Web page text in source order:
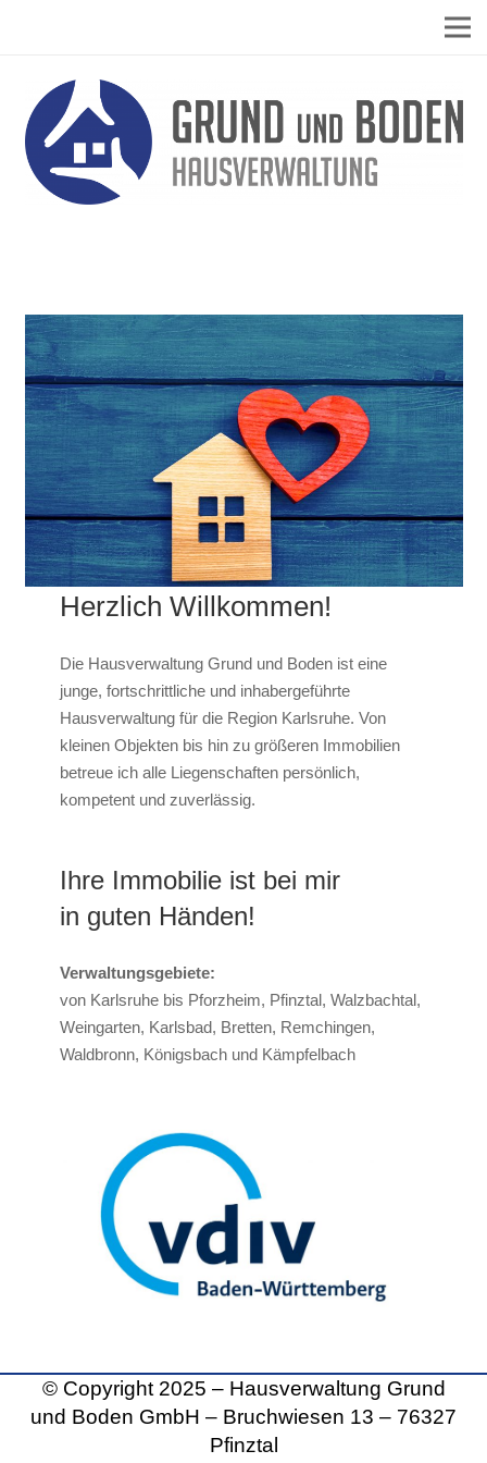
Herzlich Willkommen!
Die Hausverwaltung Grund und Boden ist eine
junge, fortschrittliche und inhabergeführte
Hausverwaltung für die Region Karlsruhe. Von
kleinen Objekten bis hin zu größeren Immobilien
betreue ich alle Liegenschaften persönlich,
kompetent und zuverlässig.
Ihre Immobilie ist bei mir
in guten Händen!
Verwaltungsgebiete:
von Karlsruhe bis Pforzheim, Pfinztal, Walzbachtal,
Weingarten, Karlsbad, Bretten, Remchingen,
Waldbronn, Königsbach und Kämpfelbach
© Copyright 2025 – Hausverwaltung Grund
und Boden GmbH – Bruchwiesen 13 – 76327
Pfinztal